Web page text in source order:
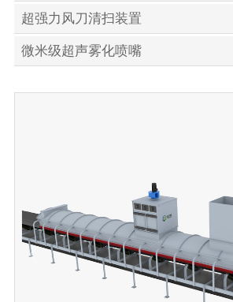
超强力风刀清扫装置
微米级超声雾化喷嘴